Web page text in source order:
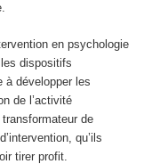
en psychologie
dispositifs
à développer les
de l’activité
de
qu’ils
tirer profit.